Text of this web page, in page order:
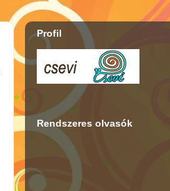
Profil
Rendszeres olvasók